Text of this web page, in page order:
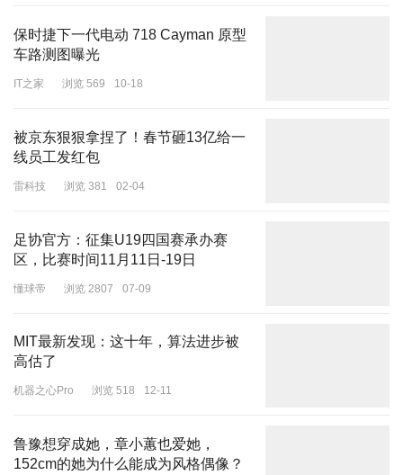
来运输的油罐车为客户自聘，汇福粮油公司对其资质有相应检查流
程。
汇福粮油称，“涉及我们公司‘汇福’品牌的油是没有任何质量问题
动一体化生产线罐装，产品质量没有任何问题，出厂前就已经包装
好。”
多数可能流向了餐饮供应链企业
据界面新闻7月8日报道，涉事两家企业为食用油的生产加工企业，
属于整条产业链的中游位置，向上对接进口油料作物与油料种植的上
这些客户通常是中小型的食用油分装工厂，生产桶装食用油再卖给消
费者；或者是需求量较大的食品加工企业和餐饮服务企业。另一种则
在上述汇福粮油对记者的回复里可以看到，
户自提的“散油”。
保时捷下一代电动 718 Cayman 原型
车路测图曝光
IT之家 浏览 569 10-18
被京东狠狠拿捏了！春节砸13亿给一
线员工发红包
雷科技 浏览 381 02-04
足协官方：征集U19四国赛承办赛
区，比赛时间11月11日-19日
懂球帝 浏览 2807 07-09
MIT最新发现：这十年，算法进步被
高估了
机器之心Pro 浏览 518 12-11
鲁豫想穿成她，章小蕙也爱她，
152cm的她为什么能成为风格偶像？